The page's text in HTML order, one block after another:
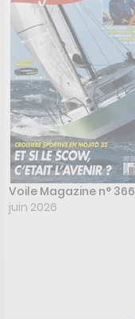
Voile Magazine n° 366
juin 2026